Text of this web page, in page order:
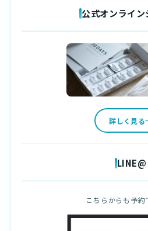
公式オンライン
詳しく見る
LINE@
こちらからも予約